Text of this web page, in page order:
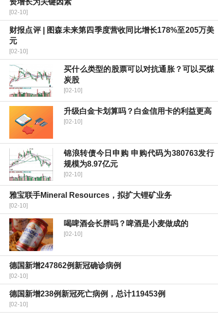
[02-10]
财报点评 | 图森未来第四季度营收同比增长178%至205万美
元
[02-10]
买什么类型的股票可以对抗通胀？可以买煤
炭股
[02-10]
升级白金卡划算吗？白金信用卡的利益更高
[02-10]
锦浪转债今日申购 申购代码为380763发行
规模为8.97亿元
[02-10]
雅宝联手Mineral Resources，拟扩大锂矿业务
[02-10]
喝啤酒会长胖吗？啤酒是小麦做成的
[02-10]
德国新增247862例新冠确诊病例
[02-10]
德国新增238例新冠死亡病例，总计119453例
[02-10]